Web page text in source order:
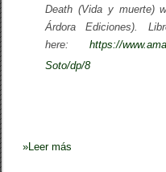
Death(Vida y muerte)
Árdora Ediciones).
here: https://
Soto/dp/8
»Leer más